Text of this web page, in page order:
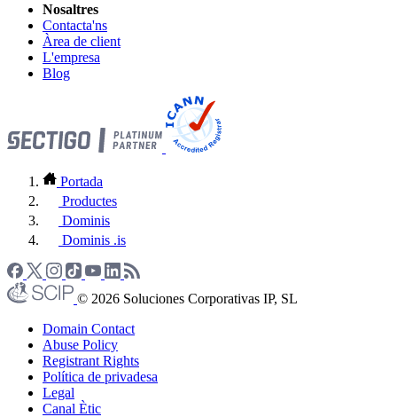
Nosaltres
Contacta'ns
Àrea de client
L'empresa
Blog
Portada
Productes
Dominis
Dominis .is
© 2026 Soluciones Corporativas IP, SL
Domain Contact
Abuse Policy
Registrant Rights
Política de privadesa
Legal
Canal Ètic